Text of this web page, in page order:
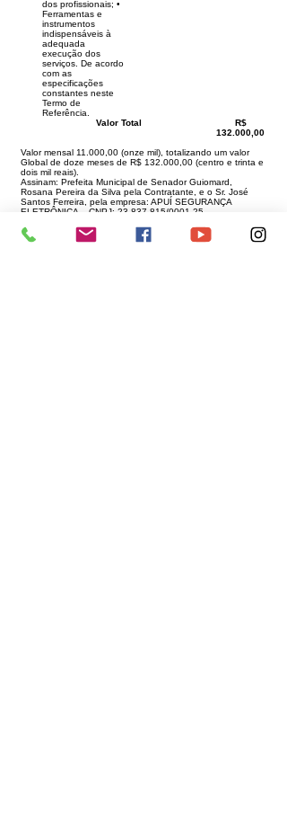
dos profissionais; •
Ferramentas e
instrumentos
indispensáveis à
adequada
execução dos
serviços. De acordo
com as
especificações
constantes neste
Termo de
Referência.
Valor Total
R$
132.000,00
Valor mensal 11.000,00 (onze mil), totalizando um valor
Global de doze meses de R$ 132.000,00 (centro e trinta e
dois mil reais).
Assinam: Prefeita Municipal de Senador Guiomard,
Rosana Pereira da Silva pela Contratante, e o Sr. José
Santos Ferreira, pela empresa: APUÍ SEGURANÇA
ELETRÔNICA – CNPJ: 23.837.815/0001-25